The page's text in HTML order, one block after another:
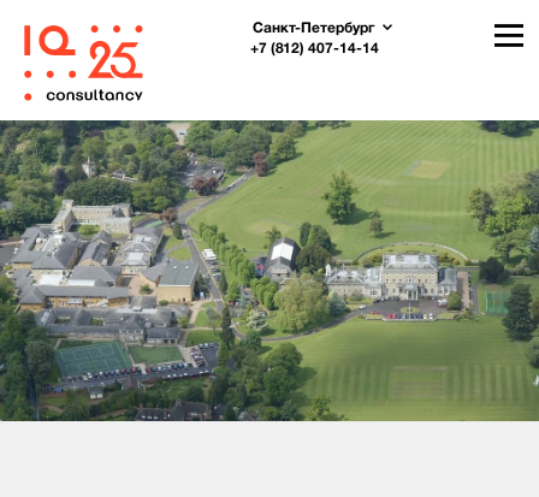
Санкт-Петербург
+7 (812) 407-14-14